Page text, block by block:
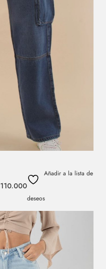
110.000
Añadir a la lista de
deseos